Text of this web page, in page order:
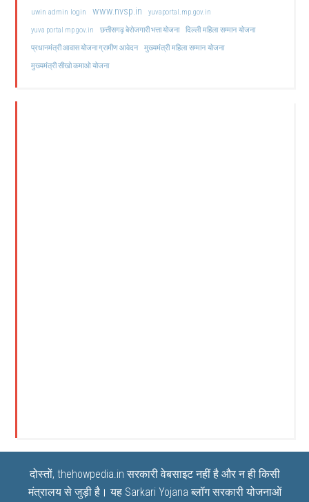
uwin admin login www.nvsp.in
yuvaportal.mp.gov.in
yuva portal mp gov.in
छत्तीसगढ़ बेरोजगारी भत्ता योजना दिल्ली महिला सम्मान योजना
प्रधानमंत्री आवास योजना ग्रामीण आवेदन मुख्यमंत्री महिला सम्मान योजना
मुख्यमंत्री सीखो कमाओ योजना
दोस्तों, thehowpedia.in सरकारी वेबसाइट नहीं है और न ही किसी
मंत्रालय से जुड़ी है। यह Sarkari Yojana ब्लॉग सरकारी योजनाओं